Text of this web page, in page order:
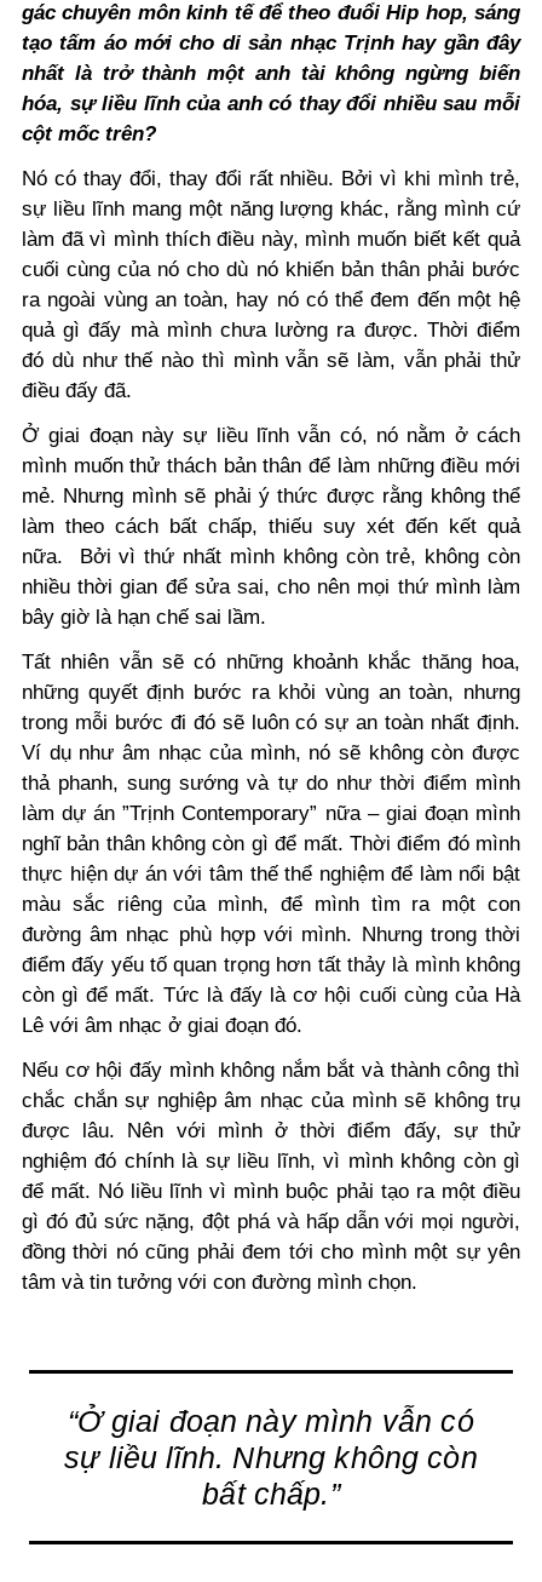
gác chuyên môn kinh tế để theo đuổi Hip hop, sáng
tạo tấm áo mới cho di sản nhạc Trịnh hay gần đây
nhất là trở thành một anh tài không ngừng biến
hóa, sự liều lĩnh của anh có thay đổi nhiều sau mỗi
cột mốc trên?
Nó có thay đổi, thay đổi rất nhiều. Bởi vì khi mình trẻ,
sự liều lĩnh mang một năng lượng khác, rằng mình cứ
làm đã vì mình thích điều này, mình muốn biết kết quả
cuối cùng của nó cho dù nó khiến bản thân phải bước
ra ngoài vùng an toàn, hay nó có thể đem đến một hệ
quả gì đấy mà mình chưa lường ra được. Thời điểm
đó dù như thế nào thì mình vẫn sẽ làm, vẫn phải thử
điều đấy đã.
Ở giai đoạn này sự liều lĩnh vẫn có, nó nằm ở cách
mình muốn thử thách bản thân để làm những điều mới
mẻ. Nhưng mình sẽ phải ý thức được rằng không thể
làm theo cách bất chấp, thiếu suy xét đến kết quả
nữa. Bởi vì thứ nhất mình không còn trẻ, không còn
nhiều thời gian để sửa sai, cho nên mọi thứ mình làm
bây giờ là hạn chế sai lầm.
Tất nhiên vẫn sẽ có những khoảnh khắc thăng hoa,
những quyết định bước ra khỏi vùng an toàn, nhưng
trong mỗi bước đi đó sẽ luôn có sự an toàn nhất định.
Ví dụ như âm nhạc của mình, nó sẽ không còn được
thả phanh, sung sướng và tự do như thời điểm mình
làm dự án ”Trịnh Contemporary” nữa – giai đoạn mình
nghĩ bản thân không còn gì để mất. Thời điểm đó mình
thực hiện dự án với tâm thế thể nghiệm để làm nổi bật
màu sắc riêng của mình, để mình tìm ra một con
đường âm nhạc phù hợp với mình. Nhưng trong thời
điểm đấy yếu tố quan trọng hơn tất thảy là mình không
còn gì để mất. Tức là đấy là cơ hội cuối cùng của Hà
Lê với âm nhạc ở giai đoạn đó.
Nếu cơ hội đấy mình không nắm bắt và thành công thì
chắc chắn sự nghiệp âm nhạc của mình sẽ không trụ
được lâu. Nên với mình ở thời điểm đấy, sự thử
nghiệm đó chính là sự liều lĩnh, vì mình không còn gì
để mất. Nó liều lĩnh vì mình buộc phải tạo ra một điều
gì đó đủ sức nặng, đột phá và hấp dẫn với mọi người,
đồng thời nó cũng phải đem tới cho mình một sự yên
tâm và tin tưởng với con đường mình chọn.
“Ở giai đoạn này mình vẫn có
sự liều lĩnh. Nhưng không còn
bất chấp.”